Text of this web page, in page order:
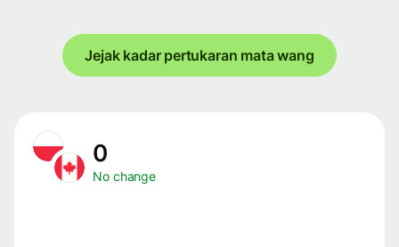
Jejak kadar pertukaran mata wang
0
No change